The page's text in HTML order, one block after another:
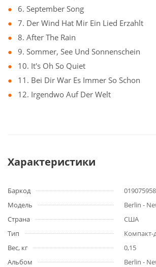
6. September Song
7. Der Wind Hat Mir Ein Lied Erzahlt
8. After The Rain
9. Sommer, See Und Sonnenschein
10. It's Oh So Quiet
11. Bei Dir War Es Immer So Schon
12. Irgendwo Auf Der Welt
Характеристики
Баркод
Модель
Berlin -
Страна
США
Тип
Компакт-
Вес, кг
0,15
Альбом
Berlin -